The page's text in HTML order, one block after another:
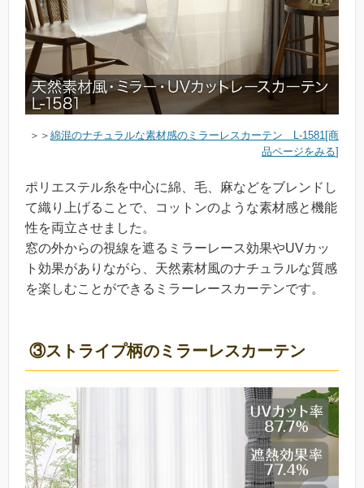
＞＞ 綿混のナチュラルな素材感のミラーレスカーテン L-1581[商
品ページをみる]
ポリエステル糸を中心に綿、毛、麻などをブレンドし
て織り上げることで、コットンのような素材感と機能
性を両立させました。
窓の外からの視線を遮るミラーレース効果やUVカッ
ト効果がありながら、天然素材風のナチュラルな質感
を楽しむことができるミラーレースカーテンです。
③ストライプ柄のミラーレスカーテン